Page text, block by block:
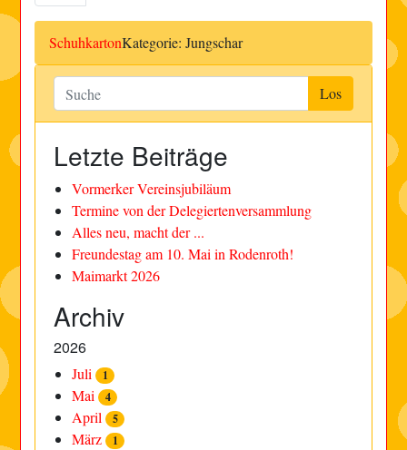
SchuhkartonKategorie: Jungschar
Letzte Beiträge
Vormerker Vereinsjubiläum
Termine von der Delegiertenversammlung
Alles neu, macht der ...
Freundestag am 10. Mai in Rodenroth!
Maimarkt 2026
Archiv
2026
Juli 1
Mai 4
April 5
März 1